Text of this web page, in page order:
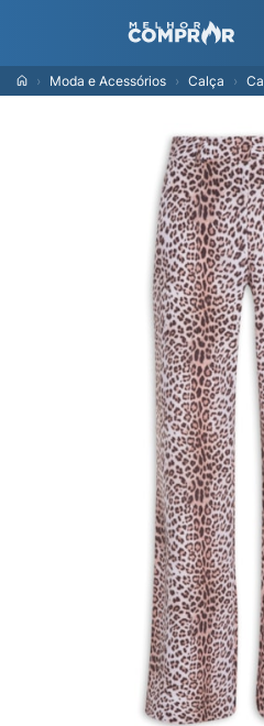
Moda e Acessórios Calça